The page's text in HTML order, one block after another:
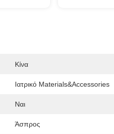
Κίνα
Ιατρικό Materials&Accessories
Ναι
Άσπρος